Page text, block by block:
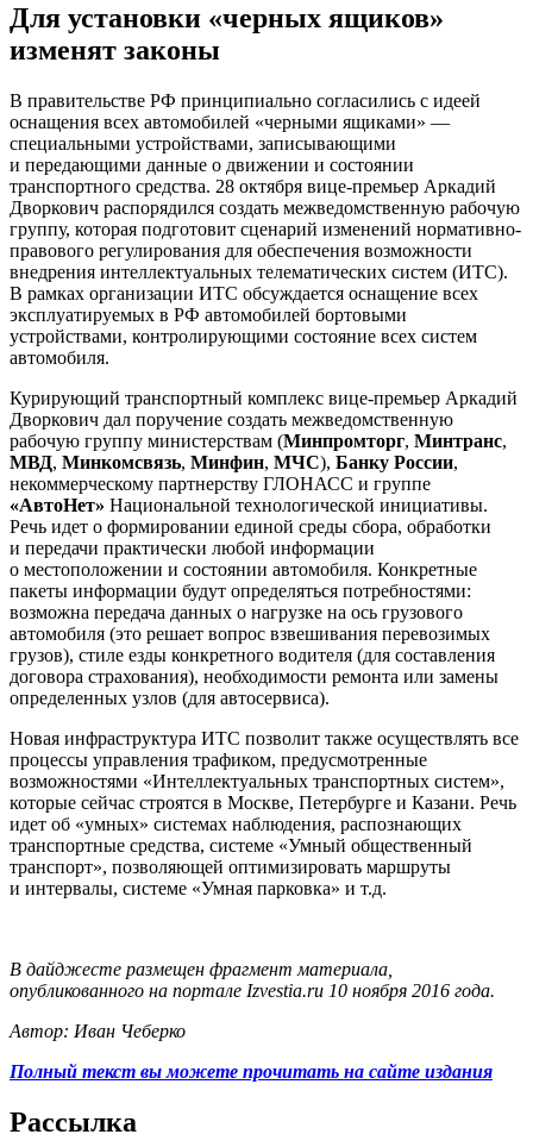
Для установки «черных ящиков»
изменят законы
В правительстве РФ принципиально согласились с идеей
оснащения всех автомобилей «черными ящиками» —
специальными устройствами, записывающими
и передающими данные о движении и состоянии
транспортного средства. 28 октября вице-премьер Аркадий
Дворкович распорядился создать межведомственную рабочую
группу, которая подготовит сценарий изменений нормативно-
правового регулирования для обеспечения возможности
внедрения интеллектуальных телематических систем (ИТС).
В рамках организации ИТС обсуждается оснащение всех
эксплуатируемых в РФ автомобилей бортовыми
устройствами, контролирующими состояние всех систем
автомобиля.
Курирующий транспортный комплекс вице-премьер Аркадий
Дворкович дал поручение создать межведомственную
рабочую группу министерствам (Минпромторг, Минтранс,
МВД, Минкомсвязь, Минфин, МЧС), Банку России,
некоммерческому партнерству ГЛОНАСС и группе
«АвтоНет» Национальной технологической инициативы.
Речь идет о формировании единой среды сбора, обработки
и передачи практически любой информации
о местоположении и состоянии автомобиля. Конкретные
пакеты информации будут определяться потребностями:
возможна передача данных о нагрузке на ось грузового
автомобиля (это решает вопрос взвешивания перевозимых
грузов), стиле езды конкретного водителя (для составления
договора страхования), необходимости ремонта или замены
определенных узлов (для автосервиса).
Новая инфраструктура ИТС позволит также осуществлять все
процессы управления трафиком, предусмотренные
возможностями «Интеллектуальных транспортных систем»,
которые сейчас строятся в Москве, Петербурге и Казани. Речь
идет об «умных» системах наблюдения, распознающих
транспортные средства, системе «Умный общественный
транспорт», позволяющей оптимизировать маршруты
и интервалы, системе «Умная парковка» и т.д.
В дайджесте размещен фрагмент материала,
опубликованного на портале Izvestia.ru 10 ноября 2016 года.
Автор: Иван Чеберко
Полный текст вы можете прочитать на сайте издания
Рассылка